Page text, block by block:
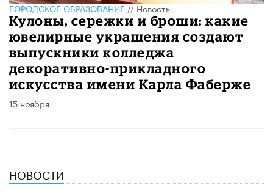
ГОРОДСКОЕ ОБРАЗОВАНИЕ//Новость
Кулоны, сережки и броши: какие
ювелирные украшения создают
выпускники колледжа
декоративно-прикладного
искусства имени Карла Фаберже
15 ноября
НОВОСТИ